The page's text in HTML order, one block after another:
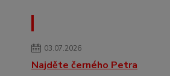
03.07.2026
Najděte černého Petra